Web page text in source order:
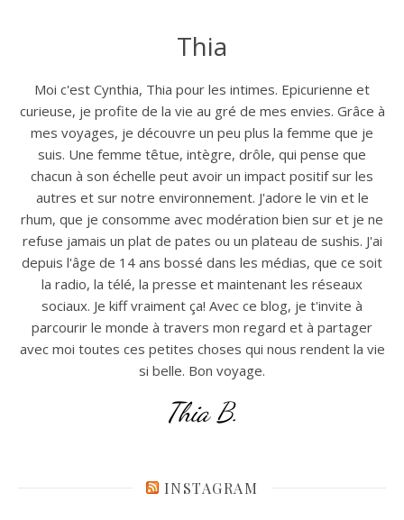
Thia
Moi c'est Cynthia, Thia pour les intimes. Epicurienne et
curieuse, je profite de la vie au gré de mes envies. Grâce à
mes voyages, je découvre un peu plus la femme que je
suis. Une femme têtue, intègre, drôle, qui pense que
chacun à son échelle peut avoir un impact positif sur les
autres et sur notre environnement. J'adore le vin et le
rhum, que je consomme avec modération bien sur et je ne
refuse jamais un plat de pates ou un plateau de sushis. J'ai
depuis l'âge de 14 ans bossé dans les médias, que ce soit
la radio, la télé, la presse et maintenant les réseaux
sociaux. Je kiff vraiment ça! Avec ce blog, je t'invite à
parcourir le monde à travers mon regard et à partager
avec moi toutes ces petites choses qui nous rendent la vie
si belle. Bon voyage.
Thia B.
INSTAGRAM